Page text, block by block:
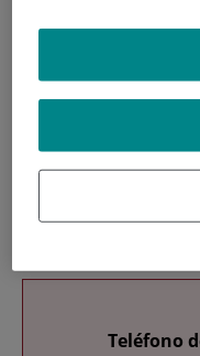
Research
Teaching
Teléfono